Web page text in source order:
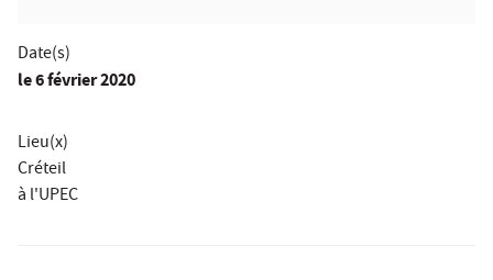
Date(s)
le6 février 2020
Lieu(x)
Créteil
à l'UPEC